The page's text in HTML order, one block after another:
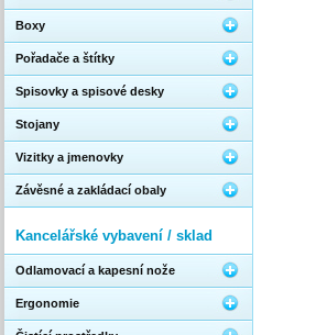
Boxy
Pořadače a štítky
Spisovky a spisové desky
Stojany
Vizitky a jmenovky
Závěsné a zakládací obaly
Kancelářské vybavení / sklad
Odlamovací a kapesní nože
Ergonomie